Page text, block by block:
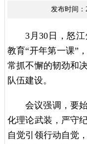
发布时间
3月30日，怒
教育“开年第一课”
常抓不懈的韧劲和
队伍建设。
会议强调，要
化理论武装，严守
自觉引领行动自觉